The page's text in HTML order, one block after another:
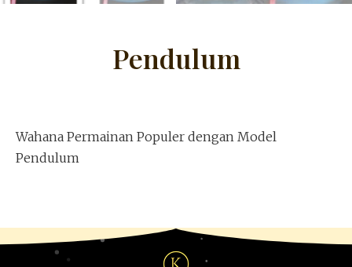
Pendulum
Wahana Permainan Populer dengan Model
Pendulum